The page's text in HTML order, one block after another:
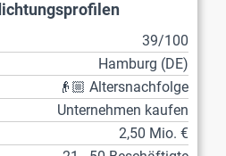
39/100
Hamburg (DE)
👴🏼 Altersnachfolge
Unternehmen kaufen
2,50 Mio. €